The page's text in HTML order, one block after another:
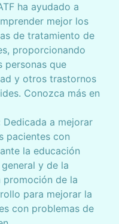
ha ayudado a
mejor los
de tratamiento de
proporcionando
personas que
y otros trastornos
Conozca más en
Dedicada a mejorar
pacientes con
la educación
y de la
promoción de la
para mejorar la
con problemas de